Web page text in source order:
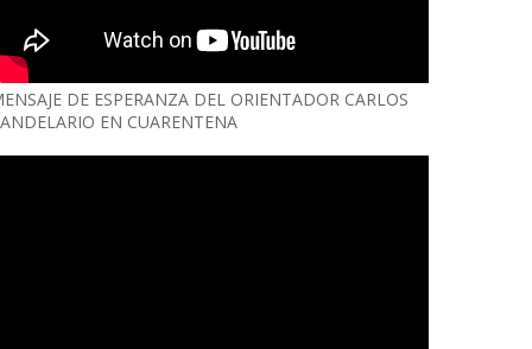
DE ESPERANZA DEL ORIENTADOR CARLOS
EN CUARENTENA